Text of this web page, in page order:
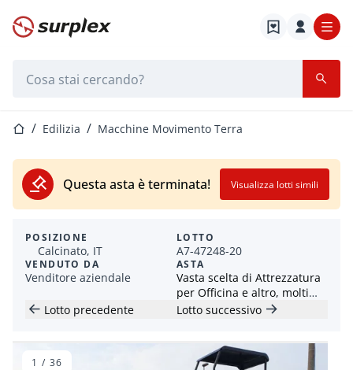
Home
Home Edilizia Macchine Movimento Terra
Questa asta è terminata! Visualizza lotti simili
POSIZIONE
Calcinato, IT
VENDUTO DA
Venditore aziendale
LOTTO
A7-47248-20
ASTA
Vasta scelta di Attrezzatura
per Officina e altro, molti
prezzi a partire da 1€ !
Lotto precedente Lotto successivo
1 / 36